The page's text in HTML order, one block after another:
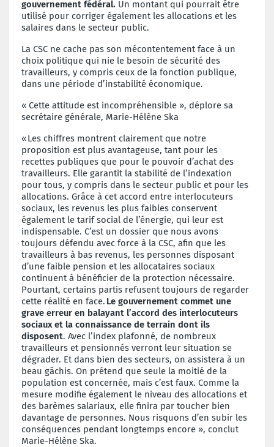
gouvernement fédéral. Un montant qui pourrait être
utilisé pour corriger également les allocations et les
salaires dans le secteur public.
La CSC ne cache pas son mécontentement face à un
choix politique qui nie le besoin de sécurité des
travailleurs, y compris ceux de la fonction publique,
dans une période d’instabilité économique.
« Cette attitude est incompréhensible », déplore sa
secrétaire générale, Marie-Hélène Ska
« Les chiffres montrent clairement que notre
proposition est plus avantageuse, tant pour les
recettes publiques que pour le pouvoir d’achat des
travailleurs. Elle garantit la stabilité de l’indexation
pour tous, y compris dans le secteur public et pour les
allocations. Grâce à cet accord entre interlocuteurs
sociaux, les revenus les plus faibles conservent
également le tarif social de l’énergie, qui leur est
indispensable. C’est un dossier que nous avons
toujours défendu avec force à la CSC, afin que les
travailleurs à bas revenus, les personnes disposant
d’une faible pension et les allocataires sociaux
continuent à bénéficier de la protection nécessaire.
Pourtant, certains partis refusent toujours de regarder
cette réalité en face. Le gouvernement commet une
grave erreur en balayant l’accord des interlocuteurs
sociaux et la connaissance de terrain dont ils
disposent. Avec l’index plafonné, de nombreux
travailleurs et pensionnés verront leur situation se
dégrader. Et dans bien des secteurs, on assistera à un
beau gâchis. On prétend que seule la moitié de la
population est concernée, mais c’est faux. Comme la
mesure modifie également le niveau des allocations et
des barèmes salariaux, elle finira par toucher bien
davantage de personnes. Nous risquons d’en subir les
conséquences pendant longtemps encore », conclut
Marie-Hélène Ska.